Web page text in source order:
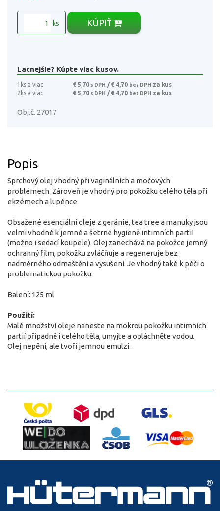
ks KÚPIŤ
Lacnejšie? Kúpte viac kusov.
1ks a viac € 5,70 s DPH / € 4,70 bez DPH za kus
2ks a viac
€ 5,70 s DPH / € 4,70 bez DPH za kus
Obj.č. 27017
Popis
Sprchový olej vhodný při vaginálních a močových
problémech. Zároveň je vhodný pro pokožku celého těla při
ekzémech a lupénce
Obsažené esenciální oleje z geránie, tea tree a manuky jsou
velmi vhodné k jemné a šetrné hygieně intimních partií
(možno i sedací koupele). Olej zanechává na pokožce jemný
ochranný film, pokožku zvláčňuje a regeneruje bez
nadměrného odmaštění a vysušení. Je vhodný také k péči o
problematickou pokožku.
Balení: 125 ml
Použití:
Malé množství oleje naneste na mokrou pokožku intimních
partií případně i celého těla, umyjte a opláchněte vodou.
Olej nepění, ale tvoří jemnou emulzi.